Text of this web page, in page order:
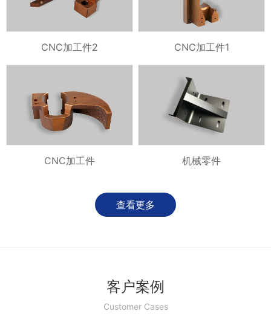
CNC加工件2 CNC加工件1
CNC加工件 机械零件
查看更多
客户案例
Customer Cases